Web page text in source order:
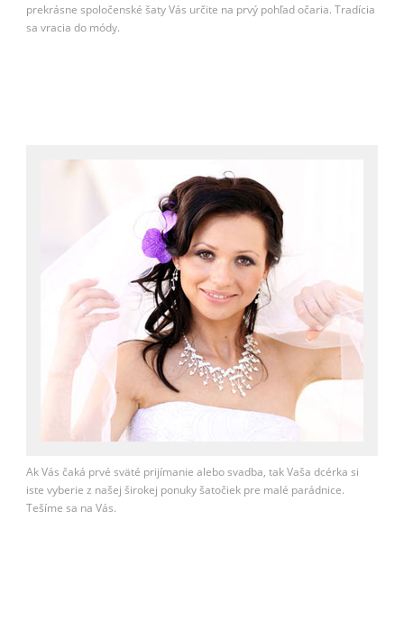
prekrásne spoločenské šaty Vás určite na prvý pohľad očaria. Tradícia
sa vracia do módy.
Ak Vás čaká prvé sväté prijímanie alebo svadba, tak Vaša dcérka si
iste vyberie z našej širokej ponuky šatočiek pre malé parádnice.
Tešíme sa na Vás.